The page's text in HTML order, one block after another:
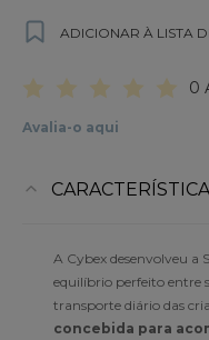
ADICIONAR À LISTA
0
Avalia-o aqui
A Cybex desenvolveu a
equilíbrio perfeito entre
transporte diário das
concebida para